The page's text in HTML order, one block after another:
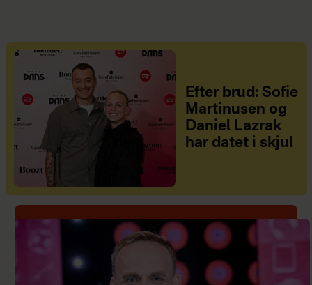
Efter brud: Sofie
Martinusen og
Daniel Lazrak
har datet i skjul